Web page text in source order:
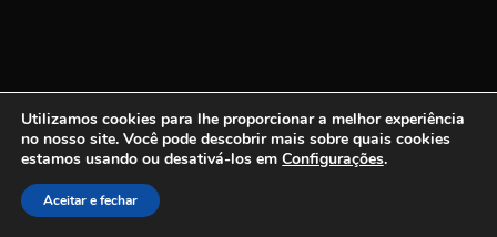
Utilizamos cookies para lhe proporcionar a melhor experiência
no nosso site. Você pode descobrir mais sobre quais cookies
estamos usando ou desativá-los em Configurações.
Aceitar e fechar